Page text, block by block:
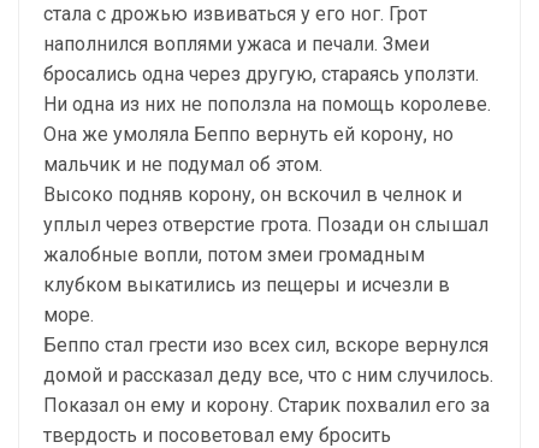
стала с дрожью извиваться у его ног. Грот
наполнился воплями ужаса и печали. Змеи
бросались одна через другую, стараясь уползти.
Ни одна из них не поползла на помощь королеве.
Она же умоляла Беппо вернуть ей корону, но
мальчик и не подумал об этом.
Высоко подняв корону, он вскочил в челнок и
уплыл через отверстие грота. Позади он слышал
жалобные вопли, потом змеи громадным
клубком выкатились из пещеры и исчезли в
море.
Беппо стал грести изо всех сил, вскоре вернулся
домой и рассказал деду все, что с ним случилось.
Показал он ему и корону. Старик похвалил его за
твердость и посоветовал ему бросить